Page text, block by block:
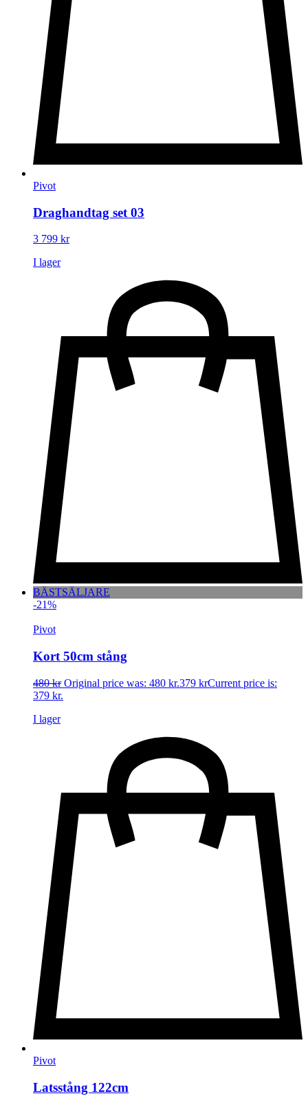
Pivot
Draghandtag set 03
3 799 kr
I lager
BÄSTSÄLJARE
-21%
Pivot
Kort 50cm stång
480kr Original price was: 480 kr.379 krCurrent price is:
379 kr.
I lager
Pivot
Latsstång 122cm